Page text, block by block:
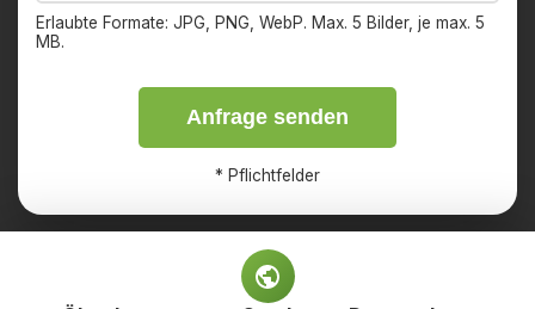
Erlaubte Formate: JPG, PNG, WebP. Max. 5 Bilder, je max. 5
MB.
Anfrage senden
* Pflichtfelder